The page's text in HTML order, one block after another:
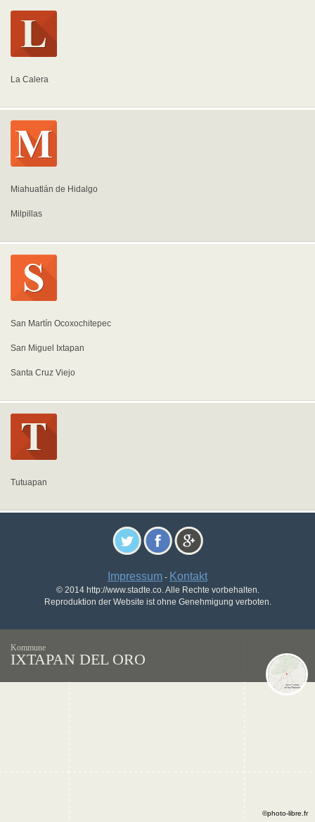
La Calera
Miahuatlán de Hidalgo
Milpillas
San Martín Ocoxochitepec
San Miguel Ixtapan
Santa Cruz Viejo
Tutuapan
Impressum - Kontakt
© 2014 http://www.stadte.co. Alle Rechte vorbehalten.
Reproduktion der Website ist ohne Genehmigung verboten.
Kommune
IXTAPAN DEL ORO
©photo-libre.fr